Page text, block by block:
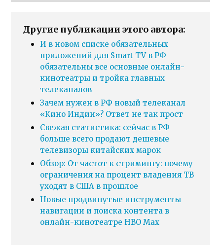
Другие публикации этого автора:
И в новом списке обязательных
приложений для Smart TV в РФ
обязательны все основные онлайн-
кинотеатры и тройка главных
телеканалов
Зачем нужен в РФ новый телеканал
«Кино Индии»? Ответ не так прост
Свежая статистика: сейчас в РФ
больше всего продают дешевые
телевизоры китайских марок
Обзор: От частот к стримингу: почему
ограничения на процент владения ТВ
уходят в США в прошлое
Новые продвинутые инструменты
навигации и поиска контента в
онлайн-кинотеатре HBO Max